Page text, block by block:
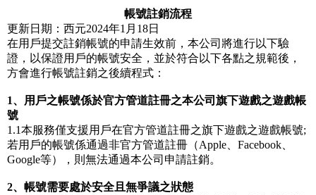
帳號註銷流程
更新日期：西元2024年1月18日
在用戶提交註銷帳號的申請生效前，本公司將進行以下驗
證，以保證用戶的帳號安全，並於符合以下各點之規範後，
方會進行帳號註銷之後續程式：
1、用戶之帳號係於官方管道註冊之本公司旗下遊戲之遊戲帳
號
1.1本服務僅支援用戶在官方管道註冊之旗下遊戲之遊戲帳號;
若用戶的帳號係通過非官方管道註冊（Apple、Facebook、
Google等），則無法通過本公司申請註銷。
2、帳號需要處於安全且無爭議之狀態